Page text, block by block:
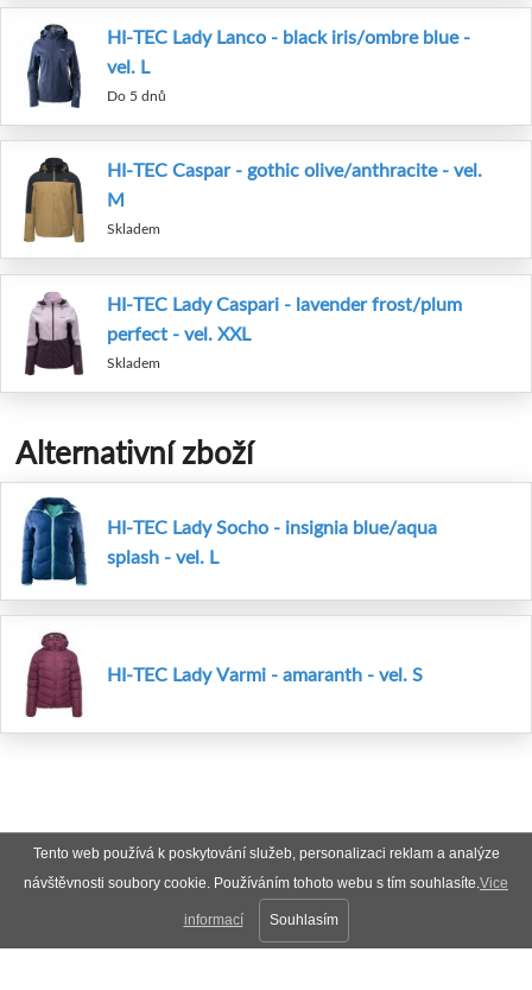
Tento web používá k poskytování služeb, personalizaci reklam a analýze
návštěvnosti soubory cookie. Používáním tohoto webu s tím souhlasíte.Vice
informací Souhlasím
HI-TEC Lady Lanco - black iris/ombre blue -
vel. L
Do 5 dnů
HI-TEC Caspar - gothic olive/anthracite - vel.
M
Skladem
HI-TEC Lady Caspari - lavender frost/plum
perfect - vel. XXL
Skladem
Alternativní zboží
HI-TEC Lady Socho - insignia blue/aqua
splash - vel. L
HI-TEC Lady Varmi - amaranth - vel. S